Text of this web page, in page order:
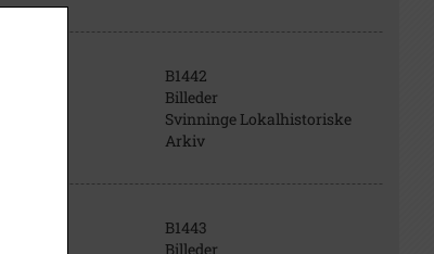
B1442
Billeder
Svinninge Lokalhistoriske
Arkiv
B1443
Billeder